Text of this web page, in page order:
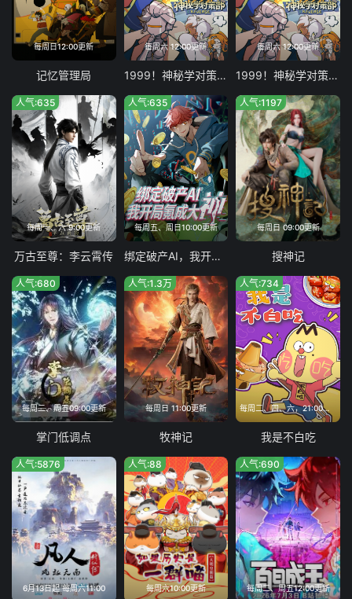
每周日12:00更新
记忆管理局
每周六 12:00更新
1999！神秘学对策部英配版
每周六 12:00更新
1999！神秘学对策部中配版
每周一、六 9:00更新
人气:635
万古至尊：李云霄传
每周五、周日10:00更新
人气:635
绑定破产AI，我开局氪成大神动态漫
每周日 09:00更新
人气:1197
搜神记
每周二、周五09:00更新
人气:680
掌门低调点
每周日 11:00更新
人气:1.3万
牧神记
每周二、四、六，21:00更新
人气:734
我是不白吃
6月13日起 每周六11:00
人气:5876
每周六10:00更新
人气:88
每周二、周五12:00更新
人气:690